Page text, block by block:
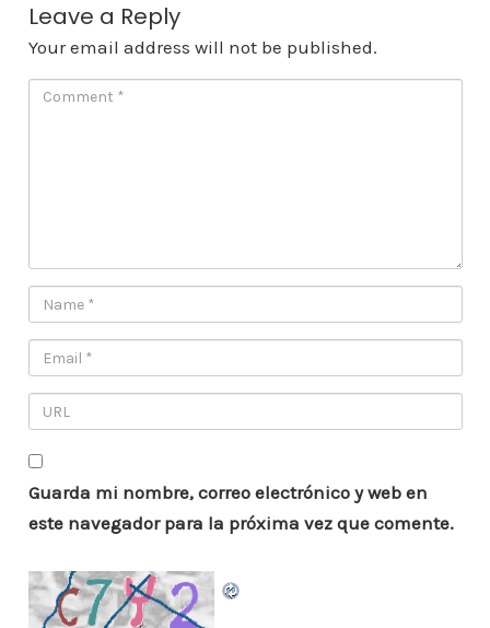
Leave a Reply
Your email address will not be published.
Guarda mi nombre, correo electrónico y web en
este navegador para la próxima vez que comente.